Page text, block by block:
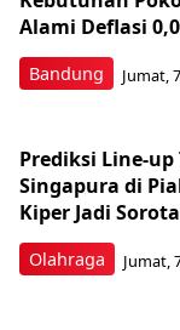
Bandung
Alami Deflasi
Jumat,
Olahraga
Prediksi Line-
Singapura di
Kiper Jadi
Jumat,